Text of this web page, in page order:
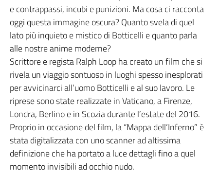
e contrappassi, incubi e punizioni. Ma cosa ci racconta
oggi questa immagine oscura? Quanto svela di quel
lato più inquieto e mistico di Botticelli e quanto parla
alle nostre anime moderne?
Scrittore e regista Ralph Loop ha creato un film che si
rivela un viaggio sontuoso in luoghi spesso inesplorati
per avvicinarci all’uomo Botticelli e al suo lavoro. Le
riprese sono state realizzate in Vaticano, a Firenze,
Londra, Berlino e in Scozia durante l’estate del 2016.
Proprio in occasione del film, la “Mappa dell’Inferno” è
stata digitalizzata con uno scanner ad altissima
definizione che ha portato a luce dettagli fino a quel
momento invisibili ad occhio nudo.